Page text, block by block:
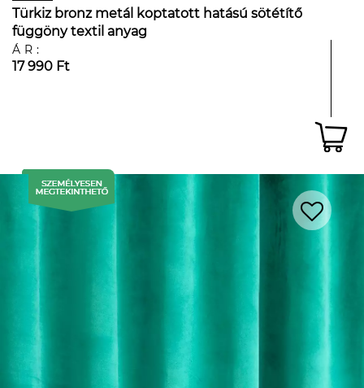
Türkiz bronz metál koptatott hatású sötétítő
függöny textil anyag
ÁR:
17 990 Ft